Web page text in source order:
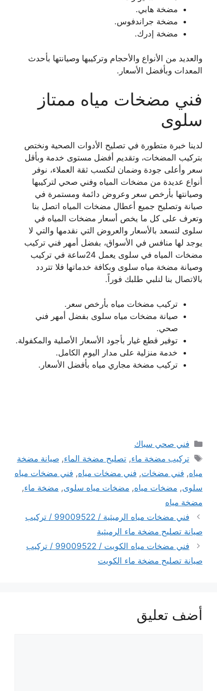
مضخة هابي.
مضخة جراندفوس.
مضخة إدرك.
والعديد من الأنواع والأحجام وتركيبها وصيانتها بأحدث
المعدات وبأفضل الأسعار.
فني مضخات مياه ممتاز
سلوى
لدينا خبرة متطورة في تصليح الأدوات الصحية ونختص
بتركيب المضخات، وتقديم أفضل مستوى خدمة وبأقل
سعر وأعلى جودة وضمان لنكسب ثقة العملاء، نوفر
أنواع عديدة من مضخات المياه وفني صحي لتركيبها
وصيانتها بأرخص سعر وعروض دائمة ومستمرة في
صيانة وتصليح جميع أعطال مضخات المياه اتصل بنا
وتعرف على كل ما يخص أسعار مضخات المياه في
سلوى لتسعد بالأسعار والعروض التي نقدمها والتي لا
يوجد لها منافس في الأسواق، بفضل أمهر فني تركيب
مضخات المياه في سلوى يعمل 24ساعة في تركيب
وصيانة مضخة مياه سلوى وبكافة خدماتها فلا تتردد
بالاتصال بنا لنلبي طلبك فوراً.
تركيب مضخات مياه بأرخص سعر.
صيانة مضخات مياه سلوى بفضل أمهر فني
صحي.
توفير قطع غيار بأجود الأسعار الأصلية والمكفولة.
خدمة منزلية على مدار اليوم الكامل.
تركيب مضخة مجاري مياه بأفضل الأسعار.
التصنيفات
فني صحي سباك
الوسوم
تركيب مضخة ماء,تصليح مضخة الماء,صيانة مضخة
مياه, فني مضخات, فني مضخات مياه, فني مضخات مياه
سلوى, مضخات مياه, مضخات مياه سلوى, مضخة ماء,
مضخة مياه
فني مضخات مياه الرميثية / 99009522 / تركيب
صيانة تصليح مضخة ماء الرميثية
فني مضخات مياه الكويت / 99009522 / تركيب
صيانة تصليح مضخة ماء الكويت
أضف تعليق